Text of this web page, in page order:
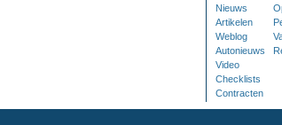
Nieuws
Artikelen
Weblog
Autonieuws
Video
Checklists
Contracten